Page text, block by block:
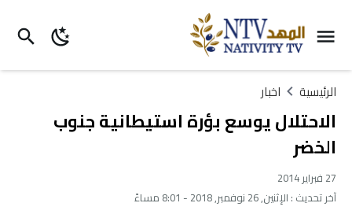
الرئيسية اخبار
الاحتلال يوسع بؤرة استيطانية جنوب
الخضر
27 فبراير 2014
آخر تحديث : الإثنين, 26 نوفمبر, 2018 - 8:01 مساءً